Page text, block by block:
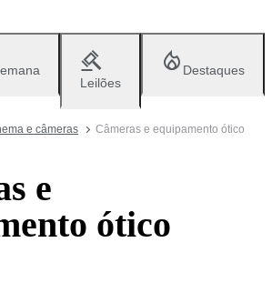
Leilões
Destaques
e câmeras Câmeras e equipamento ótico
e
ótico